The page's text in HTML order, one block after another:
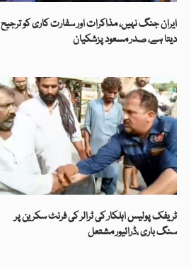
ایران جنگ نہیں، مذاکرات اور سفارت کاری کو ترجیح
دیتا ہے، صدر مسعود پزشکیان
ٹریفک پولیس اہلکار کی ٹرالر کی فرنٹ سکرین پر
سنگ باری ،ڈرائیور مشتعل